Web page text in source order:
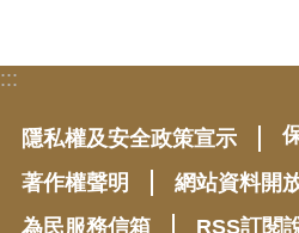
:::
隱私權及安全政策宣示
著作權聲明
網站資料開
為民服務信箱
RSS訂閱